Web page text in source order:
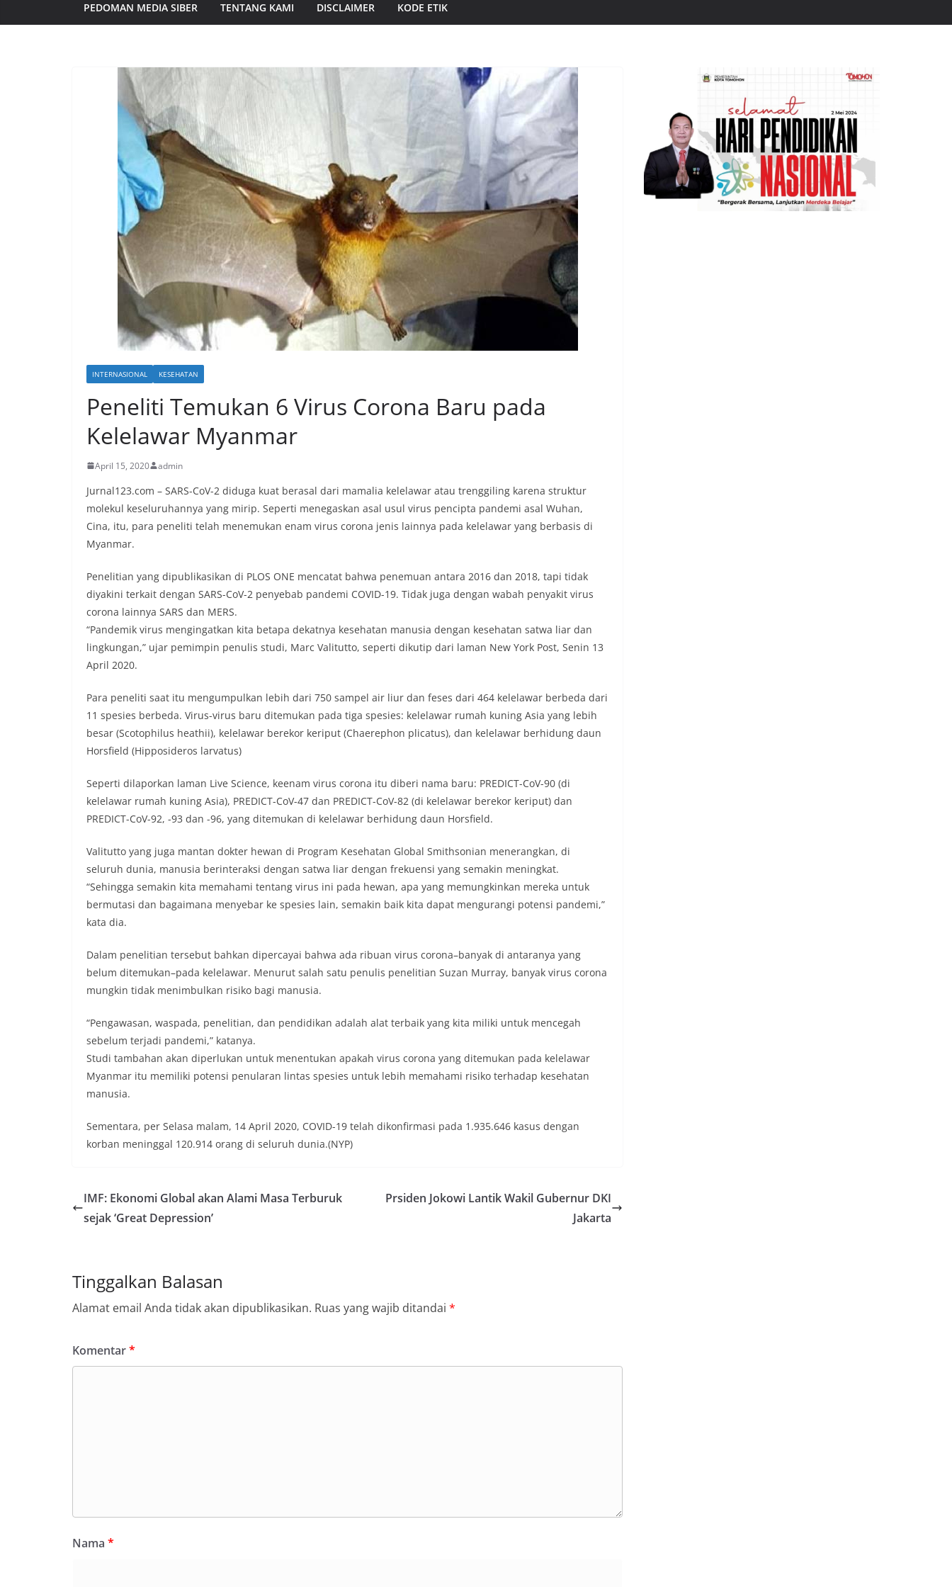
PEDOMAN MEDIA SIBER TENTANG KAMI DISCLAIMER KODE ETIK
INTERNASIONAL KESEHATAN
Peneliti Temukan 6 Virus Corona Baru pada
Kelelawar Myanmar
April 15, 2020 admin
Jurnal123.com – SARS-CoV-2 diduga kuat berasal dari mamalia kelelawar atau trenggiling karena struktur
molekul keseluruhannya yang mirip. Seperti menegaskan asal usul virus pencipta pandemi asal Wuhan,
Cina, itu, para peneliti telah menemukan enam virus corona jenis lainnya pada kelelawar yang berbasis di
Myanmar.
Penelitian yang dipublikasikan di PLOS ONE mencatat bahwa penemuan antara 2016 dan 2018, tapi tidak
diyakini terkait dengan SARS-CoV-2 penyebab pandemi COVID-19. Tidak juga dengan wabah penyakit virus
corona lainnya SARS dan MERS.
“Pandemik virus mengingatkan kita betapa dekatnya kesehatan manusia dengan kesehatan satwa liar dan
lingkungan,” ujar pemimpin penulis studi, Marc Valitutto, seperti dikutip dari laman New York Post, Senin 13
April 2020.
Para peneliti saat itu mengumpulkan lebih dari 750 sampel air liur dan feses dari 464 kelelawar berbeda dari
11 spesies berbeda. Virus-virus baru ditemukan pada tiga spesies: kelelawar rumah kuning Asia yang lebih
besar (Scotophilus heathii), kelelawar berekor keriput (Chaerephon plicatus), dan kelelawar berhidung daun
Horsfield (Hipposideros larvatus)
Seperti dilaporkan laman Live Science, keenam virus corona itu diberi nama baru: PREDICT-CoV-90 (di
kelelawar rumah kuning Asia), PREDICT-CoV-47 dan PREDICT-CoV-82 (di kelelawar berekor keriput) dan
PREDICT-CoV-92, -93 dan -96, yang ditemukan di kelelawar berhidung daun Horsfield.
Valitutto yang juga mantan dokter hewan di Program Kesehatan Global Smithsonian menerangkan, di
seluruh dunia, manusia berinteraksi dengan satwa liar dengan frekuensi yang semakin meningkat.
“Sehingga semakin kita memahami tentang virus ini pada hewan, apa yang memungkinkan mereka untuk
bermutasi dan bagaimana menyebar ke spesies lain, semakin baik kita dapat mengurangi potensi pandemi,”
kata dia.
Dalam penelitian tersebut bahkan dipercayai bahwa ada ribuan virus corona–banyak di antaranya yang
belum ditemukan–pada kelelawar. Menurut salah satu penulis penelitian Suzan Murray, banyak virus corona
mungkin tidak menimbulkan risiko bagi manusia.
“Pengawasan, waspada, penelitian, dan pendidikan adalah alat terbaik yang kita miliki untuk mencegah
sebelum terjadi pandemi,” katanya.
Studi tambahan akan diperlukan untuk menentukan apakah virus corona yang ditemukan pada kelelawar
Myanmar itu memiliki potensi penularan lintas spesies untuk lebih memahami risiko terhadap kesehatan
manusia.
Sementara, per Selasa malam, 14 April 2020, COVID-19 telah dikonfirmasi pada 1.935.646 kasus dengan
korban meninggal 120.914 orang di seluruh dunia.(NYP)
IMF: Ekonomi Global akan Alami Masa Terburuk
sejak ‘Great Depression’
Prsiden Jokowi Lantik Wakil Gubernur DKI
Jakarta
Tinggalkan Balasan
Alamat email Anda tidak akan dipublikasikan. Ruas yang wajib ditandai *
Komentar*
Nama *